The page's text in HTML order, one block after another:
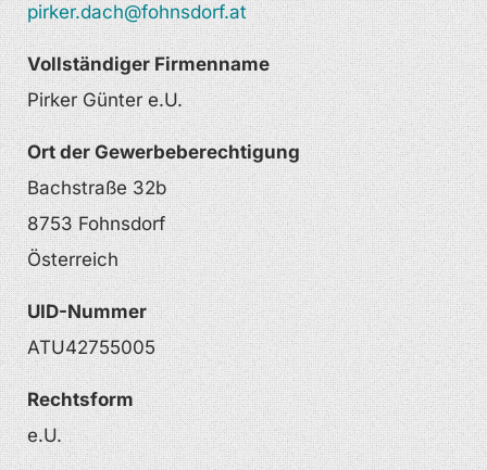
pirker.dach@fohnsdorf.at
Vollständiger Firmenname
Pirker Günter e.U.
Ort der Gewerbeberechtigung
Bachstraße 32b
8753 Fohnsdorf
Österreich
UID-Nummer
ATU42755005
Rechtsform
e.U.